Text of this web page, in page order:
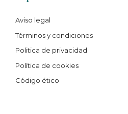
Aviso legal
Términos y condiciones
Politica de privacidad
Política de cookies
Código ético